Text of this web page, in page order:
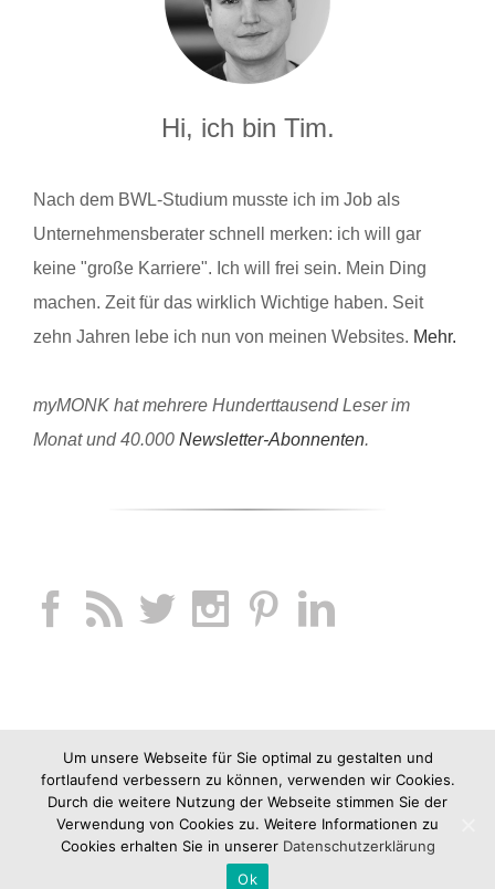
Hi, ich bin Tim.
Nach dem BWL-Studium musste ich im Job als
Unternehmensberater schnell merken: ich will gar
keine "große Karriere". Ich will frei sein. Mein Ding
machen. Zeit für das wirklich Wichtige haben. Seit
zehn Jahren lebe ich nun von meinen Websites. Mehr.
myMONK hat mehrere Hunderttausend Leser im
Monat und 40.000 Newsletter-Abonnenten.
Copyright 2012-2019 jucknix GmbH |
Um unsere Webseite für Sie optimal zu gestalten und
fortlaufend verbessern zu können, verwenden wir Cookies.
Durch die weitere Nutzung der Webseite stimmen Sie der
Verwendung von Cookies zu. Weitere Informationen zu
Cookies erhalten Sie in unserer Datenschutzerklärung
Ok